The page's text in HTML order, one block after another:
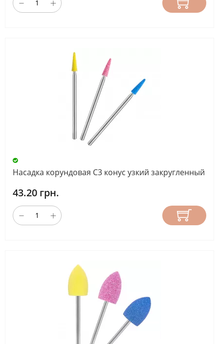
Насадка корундовая С3 конус узкий закругленный
43.20 грн.